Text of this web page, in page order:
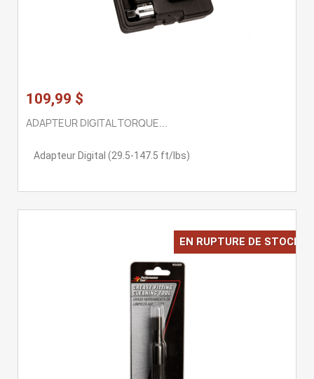
109,99 $
ADAPTEUR DIGITAL TORQUE...
Adapteur Digital (29.5-147.5 ft/lbs)
EN RUPTURE DE STOCK